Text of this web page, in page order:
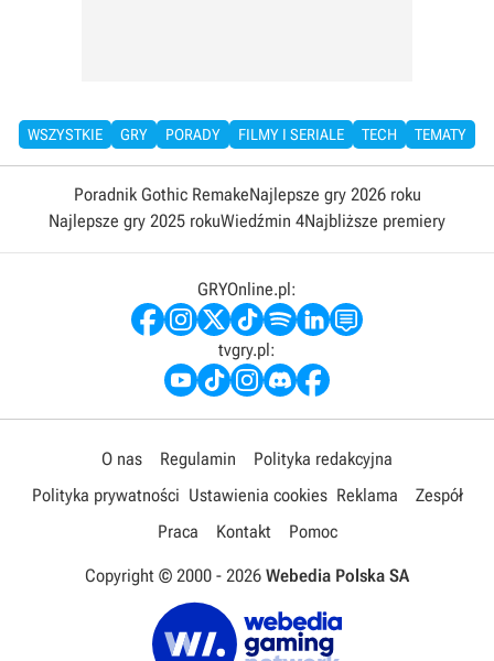
WSZYSTKIE GRY PORADY FILMY I SERIALE TECH TEMATY
Poradnik Gothic RemakeNajlepsze gry 2026 roku
Najlepsze gry 2025 rokuWiedźmin 4Najbliższe premiery
GRYOnline.pl:
tvgry.pl:
O nas Regulamin
Polityka redakcyjna
Polityka prywatności Ustawienia cookies Reklama
Zespół
Praca
Kontakt Pomoc
Copyright © 2000 - 2026 Webedia Polska SA